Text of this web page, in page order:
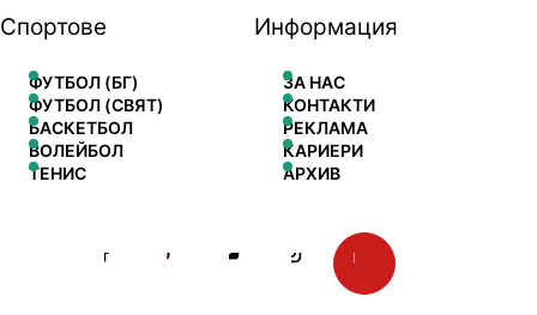
Спортове
ФУТБОЛ (БГ)
ФУТБОЛ (СВЯТ)
БАСКЕТБОЛ
ВОЛЕЙБОЛ
ТЕНИС
Информация
ЗА НАС
КОНТАКТИ
РЕКЛАМА
КАРИЕРИ
АРХИВ